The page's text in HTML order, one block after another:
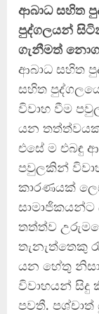
ආබාධ සහිත
පුද්ගලයන්
ගැනීමත්
ආබාධ සහිත
සහිත
විවාහ වීම
යන තත්ත්වයක
එසේ ම එබඳු
පවුලකින්
කාරණයක්
තත්ත්ව
තැනැත්තෙකු
යන හේතු
විවාහයන් සිදු
පවතී.